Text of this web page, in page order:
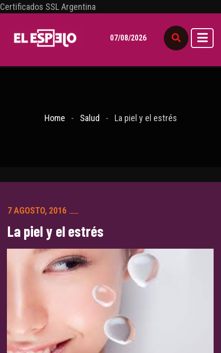
Certificados SSL Argentina
07/08/2026
Home Salud La piel y el estrés
7 AGOSTO, 2016
La piel y el estrés